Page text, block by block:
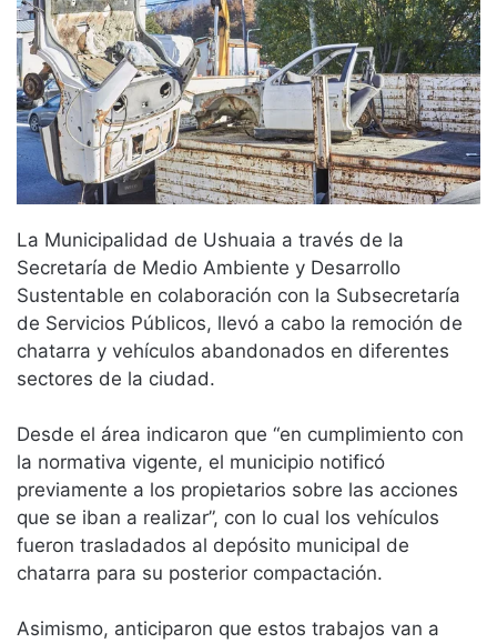
La Municipalidad de Ushuaia a través de la
Secretaría de Medio Ambiente y Desarrollo
Sustentable en colaboración con la Subsecretaría
de Servicios Públicos, llevó a cabo la remoción de
chatarra y vehículos abandonados en diferentes
sectores de la ciudad.
Desde el área indicaron que “en cumplimiento con
la normativa vigente, el municipio notificó
previamente a los propietarios sobre las acciones
que se iban a realizar”, con lo cual los vehículos
fueron trasladados al depósito municipal de
chatarra para su posterior compactación.
Asimismo, anticiparon que estos trabajos van a